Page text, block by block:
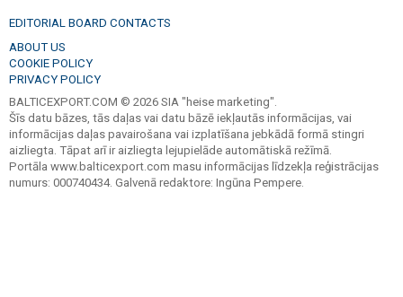
EDITORIAL BOARD CONTACTS
ABOUT US
COOKIE POLICY
PRIVACY POLICY
BALTICEXPORT.COM © 2026 SIA "heise marketing".
Šīs datu bāzes, tās daļas vai datu bāzē iekļautās informācijas, vai
informācijas daļas pavairošana vai izplatīšana jebkādā formā stingri
aizliegta. Tāpat arī ir aizliegta lejupielāde automātiskā režīmā.
Portāla www.balticexport.com masu informācijas līdzekļa reģistrācijas
numurs: 000740434. Galvenā redaktore: Ingūna Pempere.